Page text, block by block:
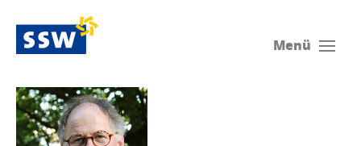
Menü